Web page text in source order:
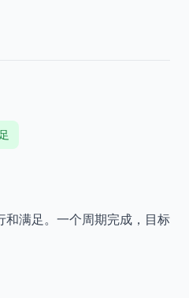
满足。一个周期完成，目标